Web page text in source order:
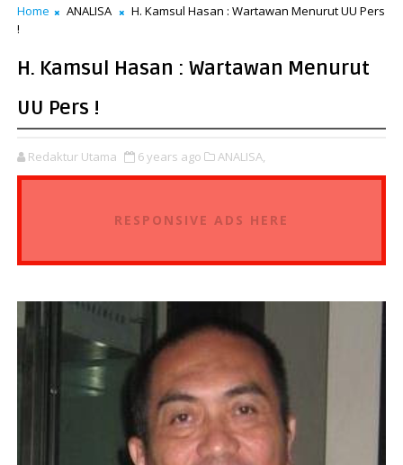
Home ANALISA
H. Kamsul Hasan : Wartawan Menurut UU Pers
!
H. Kamsul Hasan : Wartawan Menurut
UU Pers !
Redaktur Utama 6 years ago ANALISA,
RESPONSIVE ADS HERE